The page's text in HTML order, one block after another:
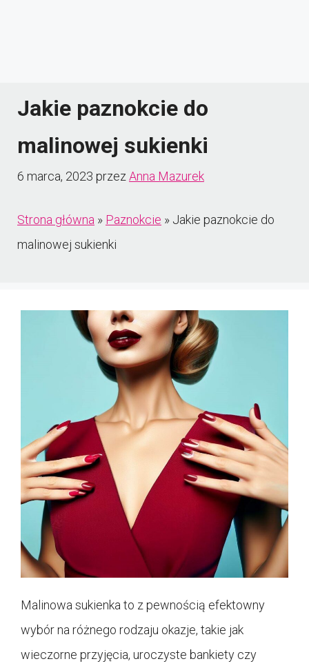
Jakie paznokcie do
malinowej sukienki
6 marca, 2023 przez Anna Mazurek
Strona główna » Paznokcie » Jakie paznokcie do
malinowej sukienki
Malinowa sukienka to z pewnością efektowny
wybór na różnego rodzaju okazje, takie jak
wieczorne przyjęcia, uroczyste bankiety czy